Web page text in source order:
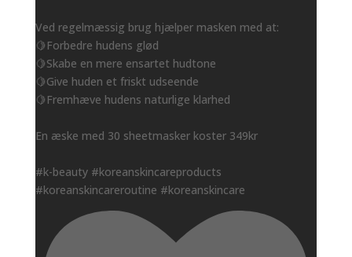
Ved regelmæssig brug hjælper masken med at:
🍋Forbedre hudens glød
🍋Skabe en mere ensartet hudtone
🍋Give huden et friskt udseende
🍋Fremhæve hudens naturlige klarhed
En æske med 30 sheetmasker koster 349kr
#k-beauty #koreanskincareproducts
#koreanskincareroutine #koreanskincare